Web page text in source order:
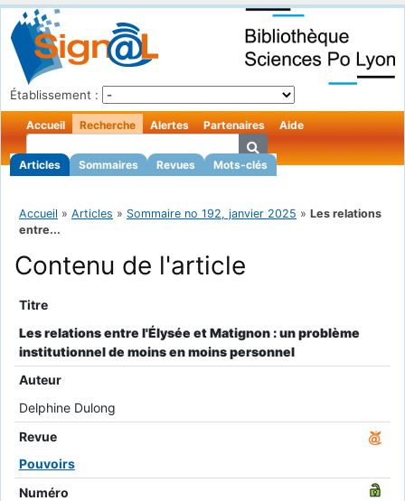
Établissement :
Accueil Recherche
Articles Sommaires Revues Mots-clés
Alertes Partenaires Aide
Accueil » Articles » Sommaire no 192, janvier 2025 » Les relations
entre...
Contenu de l'article
Titre
Les relations entre l'Élysée et Matignon : un problème
institutionnel de moins en moins personnel
Auteur
Delphine Dulong
Revue
Pouvoirs
Numéro